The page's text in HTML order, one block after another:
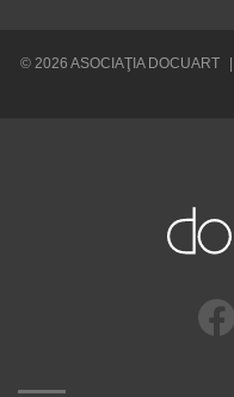
© 2026 ASOCIAŢIA DOCUART |